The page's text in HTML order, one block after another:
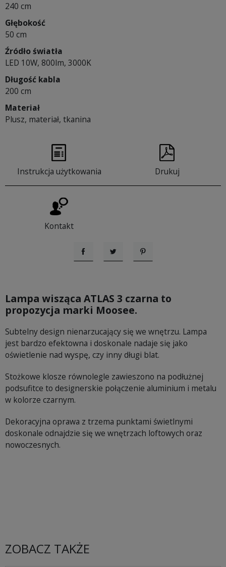
240 cm
Głębokość
50 cm
Źródło światła
LED 10W, 800lm, 3000K
Długość kabla
200 cm
Materiał
Plusz, materiał, tkanina
Instrukcja użytkowania Drukuj
Kontakt
UdostępnijTweetujPinterest
Lampa wisząca ATLAS 3 czarna to
propozycja marki Moosee.
Subtelny design nienarzucający się we wnętrzu. Lampa
jest bardzo efektowna i doskonale nadaje się jako
oświetlenie nad wyspę, czy inny długi blat.
Stożkowe klosze równolegle zawieszono na podłużnej
podsufitce to designerskie połączenie aluminium i metalu
w kolorze czarnym.
Dekoracyjna oprawa z trzema punktami świetlnymi
doskonale odnajdzie się we wnętrzach loftowych oraz
nowoczesnych.
ZOBACZ TAKŻE